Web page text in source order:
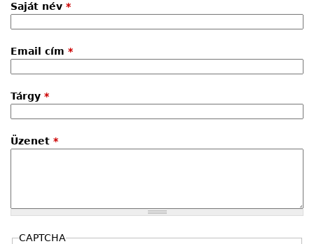
Saját név *
Email cím *
Tárgy *
Üzenet *
CAPTCHA